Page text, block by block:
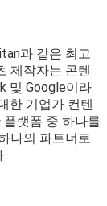
과 같은 최고
제작자는 콘텐
및 Google이라
한 기업가 컨텐
랫폼 중 하나를
나의 파트너로